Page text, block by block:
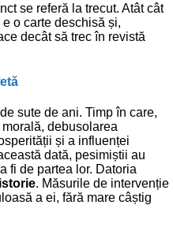
se referă la trecut. Atât cât
o carte deschisă și,
decât să trec în revistă
sute de ani. Timp în care,
debusolarea
și a influenței
dată, pesimiștii au
fi de partea lor. Datoria
. Măsurile de intervenție
a ei, fără mare câștig